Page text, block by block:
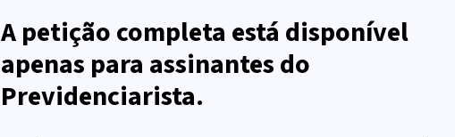
A petição completa está disponível
apenas para assinantes do
Previdenciarista.